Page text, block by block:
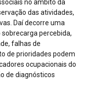
no âmbito da
das atividades,
Daí decorre uma
percebida,
falhas de
de prioridades podem
ocupacionais do
de diagnósticos